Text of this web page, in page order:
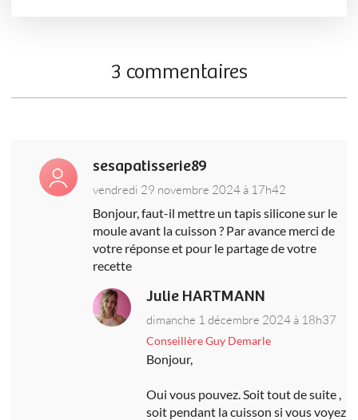
3 commentaires
sesapatisserie89
vendredi 29 novembre 2024 à 17h42
Bonjour, faut-il mettre un tapis silicone sur le
moule avant la cuisson ? Par avance merci de
votre réponse et pour le partage de votre
recette
Julie HARTMANN
dimanche 1 décembre 2024 à 18h37
Conseillère Guy Demarle
Bonjour,
Oui vous pouvez. Soit tout de suite ,
soit pendant la cuisson si vous voyez